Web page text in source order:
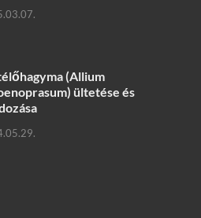
(Allium
ültetése és